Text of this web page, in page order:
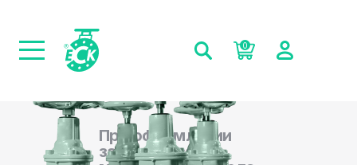
0
При оформлении
заказа на сайте,